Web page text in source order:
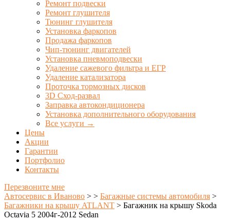
Ремонт подвески
Ремонт глушителя
Тюнинг глушителя
Установка фаркопов
Продажа фаркопов
Чип-тюнинг двигателей
Установка пневмоподвески
Удаление сажевого фильтра и ЕГР
Удаление катализатора
Проточка тормозных дисков
3D Сход-развал
Заправка автокондиционера
Установка дополнительного оборудования
Все услуги →
Цены
Акции
Гарантии
Портфолио
Контакты
Перезвоните мне
Автосервис в Иваново > > Багажные системы автомобиля >
Багажники на крышу ATLANT > Багажник на крышу Skoda
Octavia 5 2004г-2012 Sedan